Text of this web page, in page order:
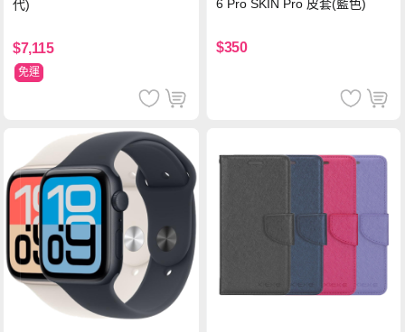
代)
$7,115
免運
6 Pro SKIN Pro 皮套(藍色)
$350